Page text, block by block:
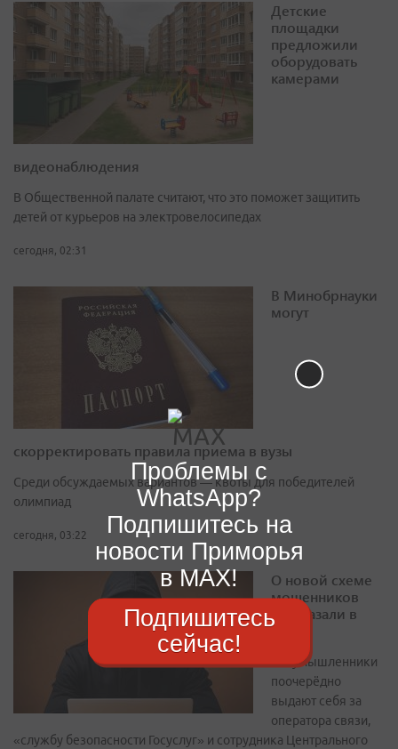
Детские
площадки
предложили
оборудовать
камерами
видеонаблюдения
В Общественной палате считают, что это поможет защитить
детей от курьеров на электровелосипедах
сегодня, 02:31
В Минобрнауки
могут
скорректировать правила приема в вузы
Среди обсуждаемых вариантов — квоты для победителей
олимпиад
сегодня, 03:22
О новой схеме
мошенников
рассказали в
МВД
Злоумышленники
поочерёдно
выдают себя за
оператора связи,
«службу безопасности Госуслуг» и сотрудника Центрального
Проблемы с
WhatsApp?
Подпишитесь на
новости Приморья
в MAX!
Подпишитесь
сейчас!